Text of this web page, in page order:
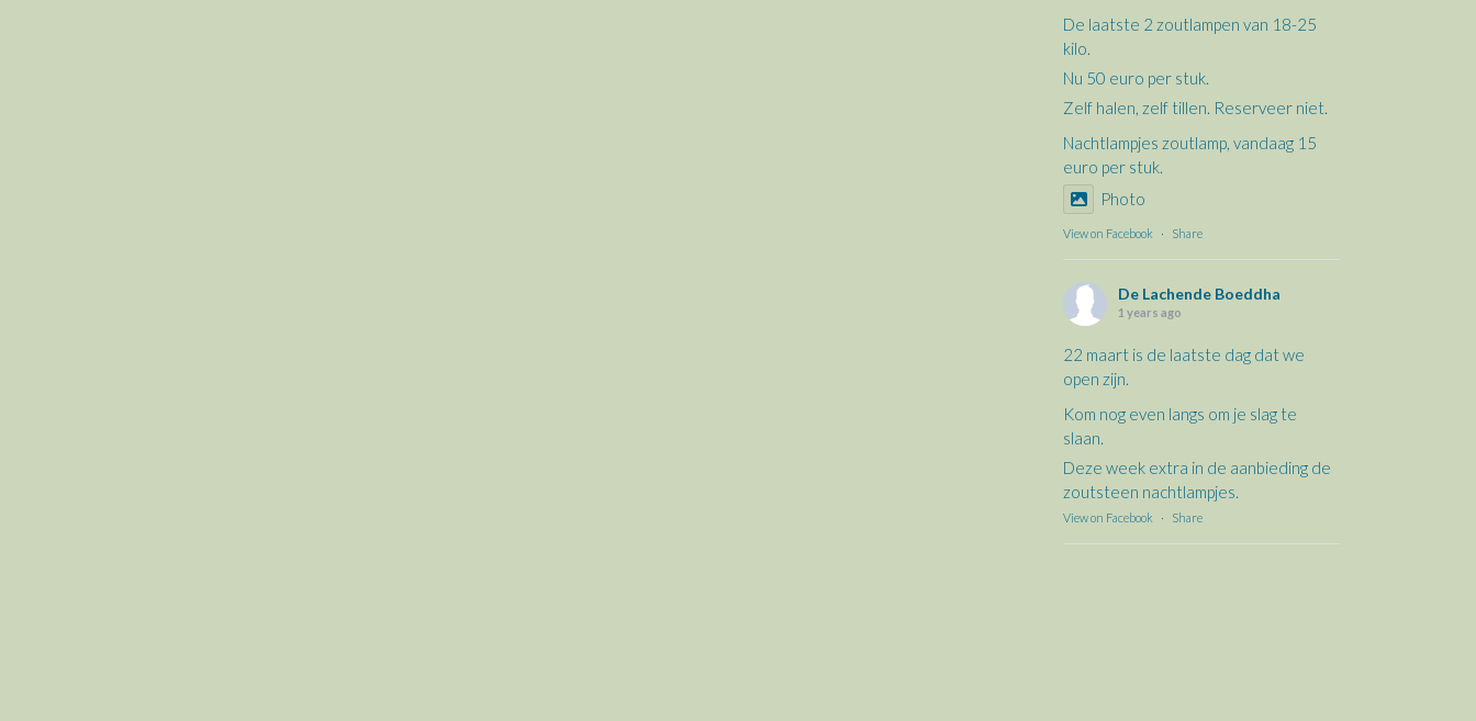
De laatste 2 zoutlampen van 18-25
kilo.
Nu 50 euro per stuk.
Zelf halen, zelf tillen. Reserveer niet.
Nachtlampjes zoutlamp, vandaag 15
euro per stuk.
Photo
View on Facebook · Share
De Lachende Boeddha
1 years ago
22 maart is de laatste dag dat we
open zijn.
Kom nog even langs om je slag te
slaan.
Deze week extra in de aanbieding de
zoutsteen nachtlampjes.
View on Facebook · Share